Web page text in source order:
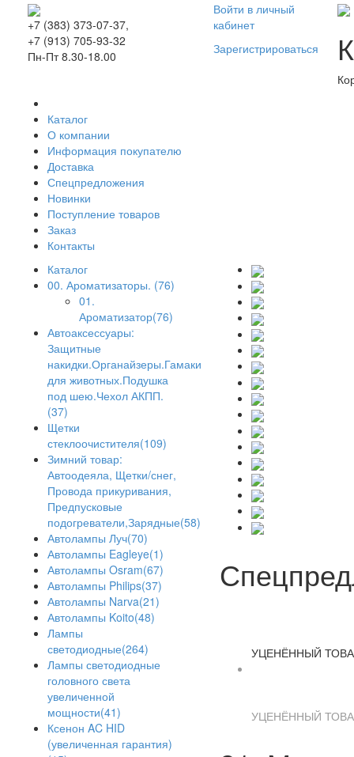
+7 (383) 373-07-37,
+7 (913) 705-93-32
Пн-Пт 8.30-18.00
Войти в личный
кабинет
Зарегистрироваться
Каталог
О компании
Информация покупателю
Доставка
Спецпредложения
Новинки
Поступление товаров
Заказ
Контакты
Каталог
00. Ароматизаторы. (76)
01.
Ароматизатор(76)
Автоаксессуары:
Защитные
накидки.Органайзеры.Гамаки
для животных.Подушка
под шею.Чехол АКПП.
(37)
Щетки
стеклоочистителя(109)
Зимний товар:
Автоодеяла, Щетки/снег,
Провода прикуривания,
Предпусковые
подогреватели,Зарядные(58)
Автолампы Луч(70)
Автолампы Eagleye(1)
Автолампы Osram(67)
Автолампы Philips(37)
Автолампы Narva(21)
Автолампы Koito(48)
Лампы
светодиодные(264)
Лампы светодиодные
головного света
увеличенной
мощности(41)
Ксенон AC HID
(увеличенная гарантия)
УЦЕНЁННЫЙ
21.